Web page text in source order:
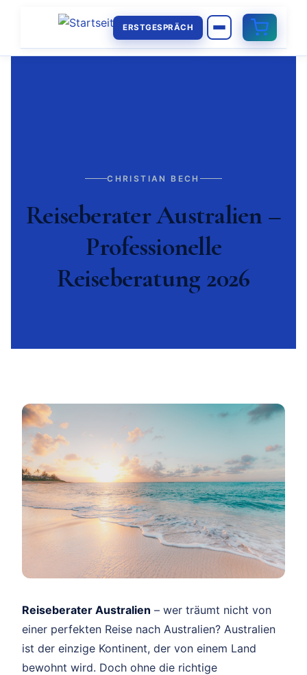
ERSTGESPRÄCH
CHRISTIAN BECH
Reiseberater Australien –
Professionelle
Reiseberatung 2026
Reiseberater Australien – wer träumt nicht von
einer perfekten Reise nach Australien? Australien
ist der einzige Kontinent, der von einem Land
bewohnt wird. Doch ohne die richtige